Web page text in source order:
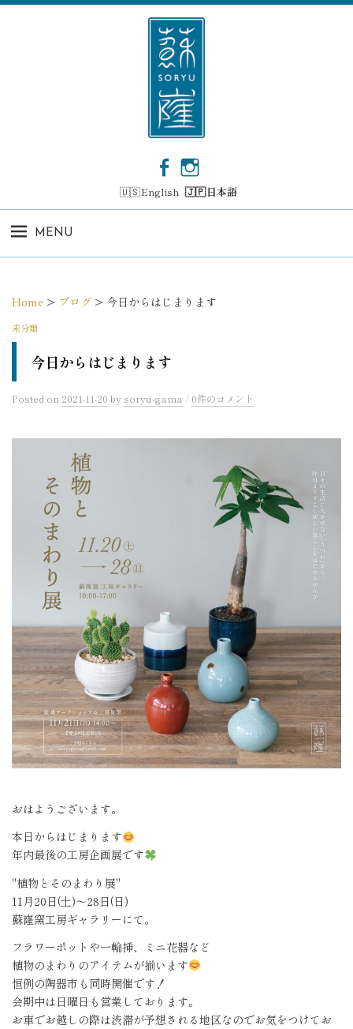
コ
c
e
o
s
t
r
English 日本語
MENU
Home > ブログ > 今日からはじまります
未分類
今日からはじまります
Posted on 2021-11-20 by soryu-gama / 0件のコメント
おはようございます。
本日からはじまります
年内最後の工房企画展です
"植物とそのまわり展"
11月20日(土)〜28日(日)
蘇嶐窯工房ギャラリーにて。
フラワーポットや一輪挿、ミニ花器など
植物のまわりのアイテムが揃います
恒例の陶器市も同時開催です！
会期中は日曜日も営業しております。
お車でお越しの際は渋滞が予想される地区なのでお気をつけてお